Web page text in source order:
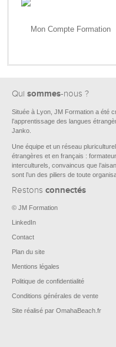
Qui sommes-nous ?
Située à Lyon, JM Formation a été
l’apprentissage des langues
Janko.
Une équipe et un réseau
étrangères et en français :
interculturels, convaincus que
sont l’un des piliers de toute
Restons connectés
© JM Formation
LinkedIn
Contact
Plan du site
Mentions légales
Politique de confidentialité
Conditions générales de vente
Site réalisé par OmahaBeach.fr